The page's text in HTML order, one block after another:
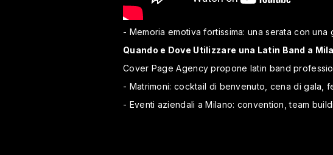
- Memoria emotiva fortissima: una serata con
Quando e Dove Utilizzare una Latin Band a
Cover Page Agency propone latin band
- Matrimoni: cocktail di benvenuto, cena di gala,
- Eventi aziendali a Milano: convention, team